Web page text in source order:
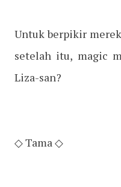
Untuk berpikir
setelah itu, magic
Liza-san?
◇ Tama ◇